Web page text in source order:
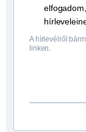
A hírlevélről
linken.